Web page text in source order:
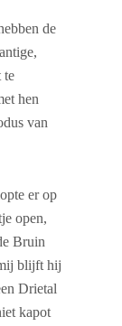
de
te
hen
van
er op
open,
Bruin
blijft hij
Drietal
kapot